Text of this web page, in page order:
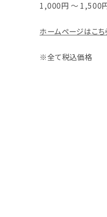
1,000円 ～ 1,500
ホームページはこち
※全て税込価格